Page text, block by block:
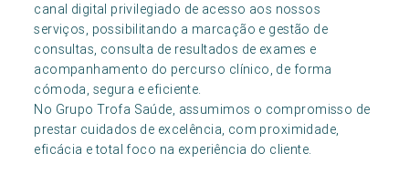
canal digital privilegiado de acesso aos nossos
serviços, possibilitando a marcação e gestão de
consultas, consulta de resultados de exames e
acompanhamento do percurso clínico, de forma
cómoda, segura e eficiente.
No Grupo Trofa Saúde, assumimos o compromisso de
prestar cuidados de excelência, com proximidade,
eficácia e total foco na experiência do cliente.